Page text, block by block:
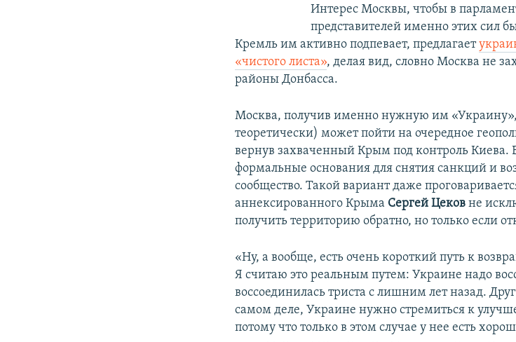
Интерес Москвы, чтобы в
представителей именно этих сил
Кремль им активно подпевает, предлагает
«чистого листа», делая вид, словно Москва не
районы Донбасса.
Москва, получив именно нужную им
теоретически) может пойти на очередное
вернув захваченный Крым под контроль Киева.
формальные основания для снятия санкций и
сообщество. Такой вариант даже
аннексированного Крыма Сергей Цеков не
получить территорию обратно, но только если
«Ну, а вообще, есть очень короткий путь к
Я считаю это реальным путем: Украине надо
воссоединилась триста с лишним лет назад.
самом деле, Украине нужно стремиться к
потому что только в этом случае у нее есть